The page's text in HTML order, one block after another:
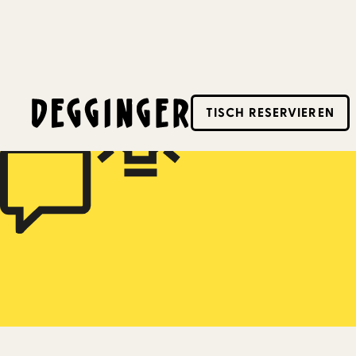
Dieses Event hat schon stattgefunden! Schaue
TISCH RESERVIEREN
4.10.2025 -4.10.2025